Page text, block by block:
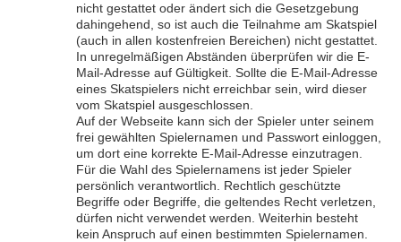
nicht gestattet oder ändert sich die Gesetzgebung
dahingehend, so ist auch die Teilnahme am Skatspiel
(auch in allen kostenfreien Bereichen) nicht gestattet.
In unregelmäßigen Abständen überprüfen wir die E-
Mail-Adresse auf Gültigkeit. Sollte die E-Mail-Adresse
eines Skatspielers nicht erreichbar sein, wird dieser
vom Skatspiel ausgeschlossen.
Auf der Webseite kann sich der Spieler unter seinem
frei gewählten Spielernamen und Passwort einloggen,
um dort eine korrekte E-Mail-Adresse einzutragen.
Für die Wahl des Spielernamens ist jeder Spieler
persönlich verantwortlich. Rechtlich geschützte
Begriffe oder Begriffe, die geltendes Recht verletzen,
dürfen nicht verwendet werden. Weiterhin besteht
kein Anspruch auf einen bestimmten Spielernamen.